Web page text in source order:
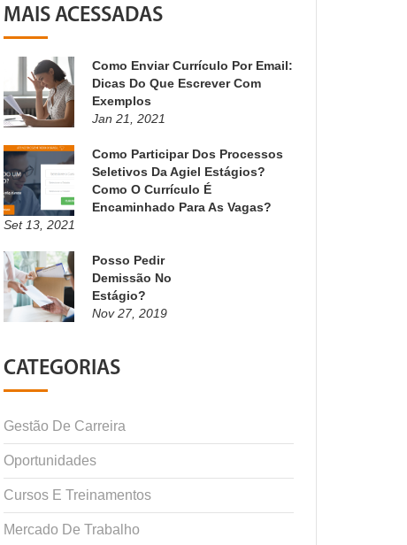
MAIS ACESSADAS
Como Enviar Currículo Por Email:
Dicas Do Que Escrever Com
Exemplos
Jan 21, 2021
Como Participar Dos Processos
Seletivos Da Agiel Estágios?
Como O Currículo É
Encaminhado Para As Vagas?
Set 13, 2021
Posso Pedir
Demissão No
Estágio?
Nov 27, 2019
CATEGORIAS
Gestão De Carreira
Oportunidades
Cursos E Treinamentos
Mercado De Trabalho